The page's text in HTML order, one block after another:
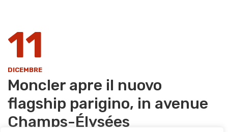
11
DICEMBRE
Moncler apre il nuovo
flagship parigino, in avenue
Champs-Élysées